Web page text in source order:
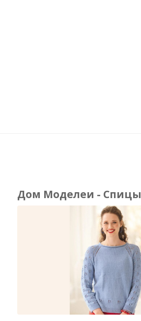
Дом Моделеи - Спицы